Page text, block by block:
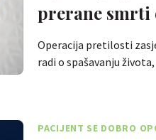
prerane smrti
Operacija pretilosti
radi o spašavanju
PACIJENT SE DOBRO